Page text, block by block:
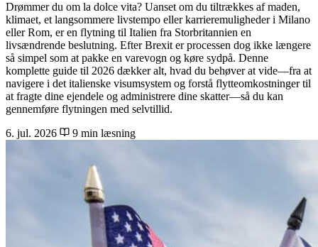
Drømmer du om la dolce vita? Uanset om du tiltrækkes af maden,
klimaet, et langsommere livstempo eller karrieremuligheder i Milano
eller Rom, er en flytning til Italien fra Storbritannien en
livsændrende beslutning. Efter Brexit er processen dog ikke længere
så simpel som at pakke en varevogn og køre sydpå. Denne
komplette guide til 2026 dækker alt, hvad du behøver at vide—fra at
navigere i det italienske visumsystem og forstå flytteomkostninger til
at fragte dine ejendele og administrere dine skatter—så du kan
gennemføre flytningen med selvtillid.
6. jul. 2026
9 min læsning